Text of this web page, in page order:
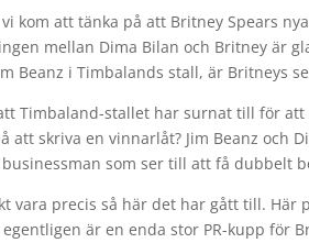
kom att tänka på att Britney Spears
mellan Dima Bilan och Britney är
Beanz i Timbalands stall, är Britneys
Timbaland-stallet har surnat till för
att skriva en vinnarlåt? Jim Beanz och
som ser till att få dubbelt
vara precis så här det har gått till.
är en enda stor PR-kupp för